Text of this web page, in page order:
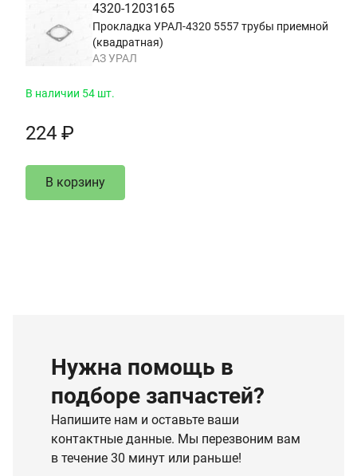
4320-1203165
Прокладка УРАЛ-4320 5557 трубы приемной
(квадратная)
АЗ УРАЛ
В наличии 54 шт.
224 ₽
В корзину
Нужна помощь в
подборе запчастей?
Напишите нам и оставьте ваши
контактные данные. Мы перезвоним вам
в течение 30 минут или раньше!